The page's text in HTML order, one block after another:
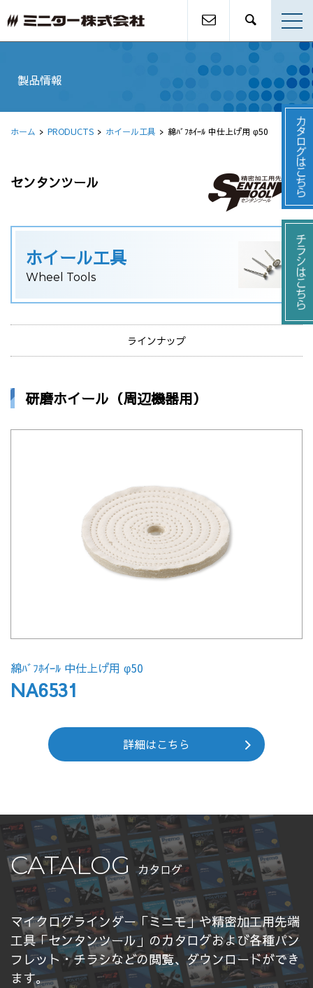
製品情報
ホーム PRODUCTS ホイール工具 綿ﾊﾞﾌﾎｲｰﾙ 中仕上げ用 φ50
センタンツール
ホイール工具
Wheel Tools
ラインナップ
研磨ホイール（周辺機器用）
綿ﾊﾞﾌﾎｲｰﾙ 中仕上げ用 φ50
NA6531
詳細はこちら
CATALOG カタログ
マイクログラインダー「ミニモ」や精密加工用先端
工具「センタンツール」のカタログおよび各種パン
フレット・チラシなどの閲覧、ダウンロードができ
ます。